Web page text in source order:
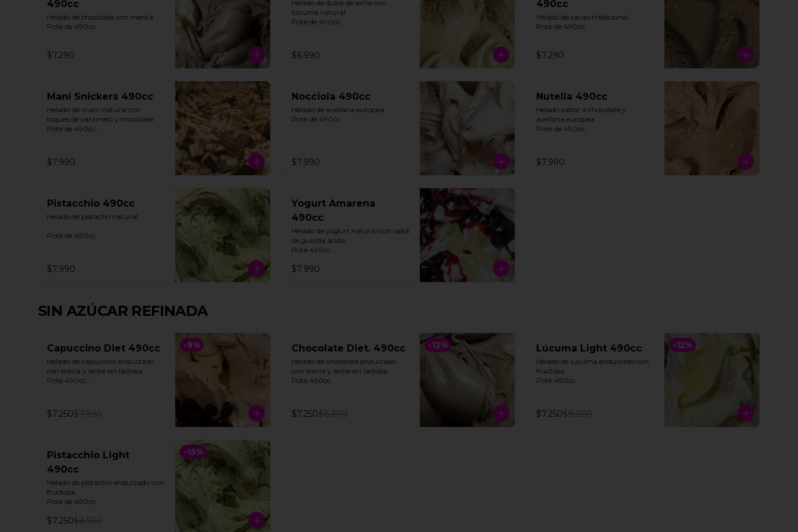
490cc
Helado de chocolate con menta.
Pote de 490cc.
$7.290
Helado de dulce de leche con
lúcuma natural.
Pote de 490cc.
$6.990
490cc
Helado de cacao tradicional.
Pote de 490cc.
$7.290
Maní Snickers 490cc
Helado de mani natural con
toques de caramelo y chocolate.
Pote de 490cc.
$7.990
Nocciola 490cc
Helado de avellana europea.
Pote de 490cc.
$7.990
Nutella 490cc
Helado sabor a chocolate y
avellana europea.
Pote de 490cc.
$7.990
Pistacchio 490cc
Helado de pistacho natural.
Pote de 490cc.
$7.990
Yogurt Amarena
490cc
Helado de yogurt natural con salsa
de guinda ácida.
Pote 490cc.
**FOTO REFERENCIAL**
$7.990
SIN AZÚCAR REFINADA
-9%
Capuccino Diet 490cc
Helado de capuccino endulzado
con stevia y leche sin lactosa.
Pote 490cc.
$7.250$7.990
-12%
Chocolate Diet. 490cc
Helado de chocolate endulzado
con stevia y leche sin lactosa.
Pote 490cc.
$7.250$8.200
-12%
Lúcuma Light 490cc
Helado de lucuma endulzado con
fructosa.
Pote 490cc.
$7.250$8.200
-15%
Pistacchio Light
490cc
Helado de pistachio endulzado con
fructosa.
Pote de 490cc.
$7.250$8.500